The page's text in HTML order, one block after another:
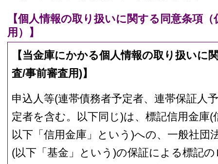
【個人情報の取り扱いに関する同意条項
用）】
【当金庫にかかる個人情報の取り扱いに
査/事前審査用)】
申込人等(連帯債務者予定者、連帯保証人
定者を含む。以下同じ)は、標記信用金庫
以下「信用金庫」という)への、一般社団
(以下「基金」という)の保証による標記